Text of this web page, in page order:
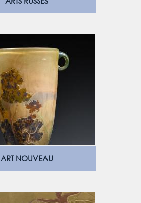
ART NOUVEAU